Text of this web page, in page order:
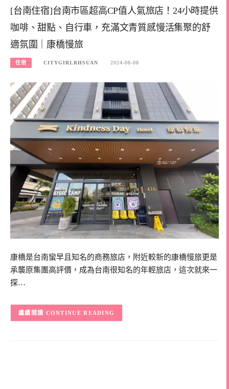
[台南住宿]台南市區超高CP值人氣旅店！24小時提供
咖啡、甜點、自行車，充滿文青質感慢活集聚的舒
適氛圍｜康橋慢旅
住宿 CITYGIRLRHSUAN 2024-08-08
康橋是台南蠻早且知名的商務旅店，附近較新的康橋慢旅更是
承襲原集團高評價，成為台南很知名的年輕旅店，這次就來一
探…
CONTINUE READING